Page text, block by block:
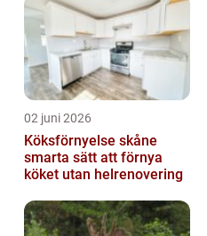
02 juni 2026
Köksförnyelse skåne
smarta sätt att förnya
köket utan helrenovering